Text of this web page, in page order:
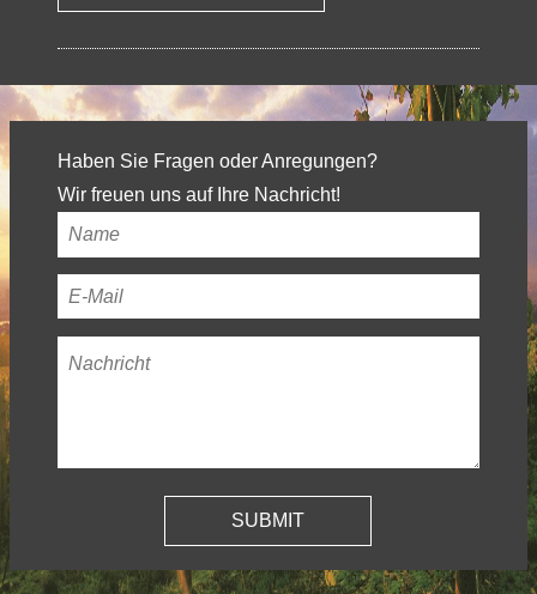
Haben Sie Fragen oder Anregungen?
Wir freuen uns auf Ihre Nachricht!
Ihr
Name*
Ihre
E-
Mail-
Nachricht*